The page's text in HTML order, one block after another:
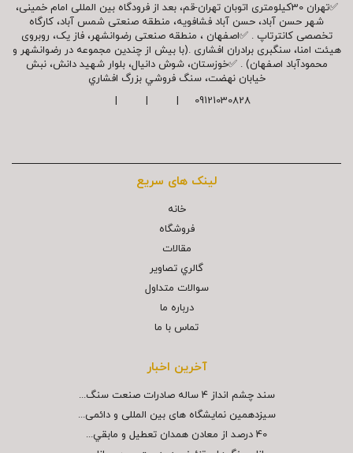
✅تهران 30کیلومتری اتوبان تهران-قم، بعد از فرودگاه بین المللی امام خمینی،
شهر حسن آباد، حسن آباد فشافویه، منطقه صنعتی شمس آباد، کارگاه
تخصصی کانترتاپ . ✅اصفهان ، منطقه صنعتی رضوانشهر، فاز یک، روبروی
هیئت امنا، سنگبری برادران افشاری .(با بیش از چندین مجموعه در رضوانشهر و
محمودآباد اصفهان) . ✅خوزستان، شوش دانیال، بلوار شهيد دانش، نبش
خیابان نهضت، سنگ فروشي بزرگ افشاري
09121030828 | | |
لینک های سریع
خانه
فروشگاه
مقالات
گالري تصاوير
سوالات متداول
درباره ما
تماس با ما
آخرین اخبار
سند چشم انداز ۴ ساله صادرات صنعت سنگ...
سیزدهمین نمایشگاه های بین المللی و دائمی...
40 درصد از معادن همدان تعطيل و مابقي...